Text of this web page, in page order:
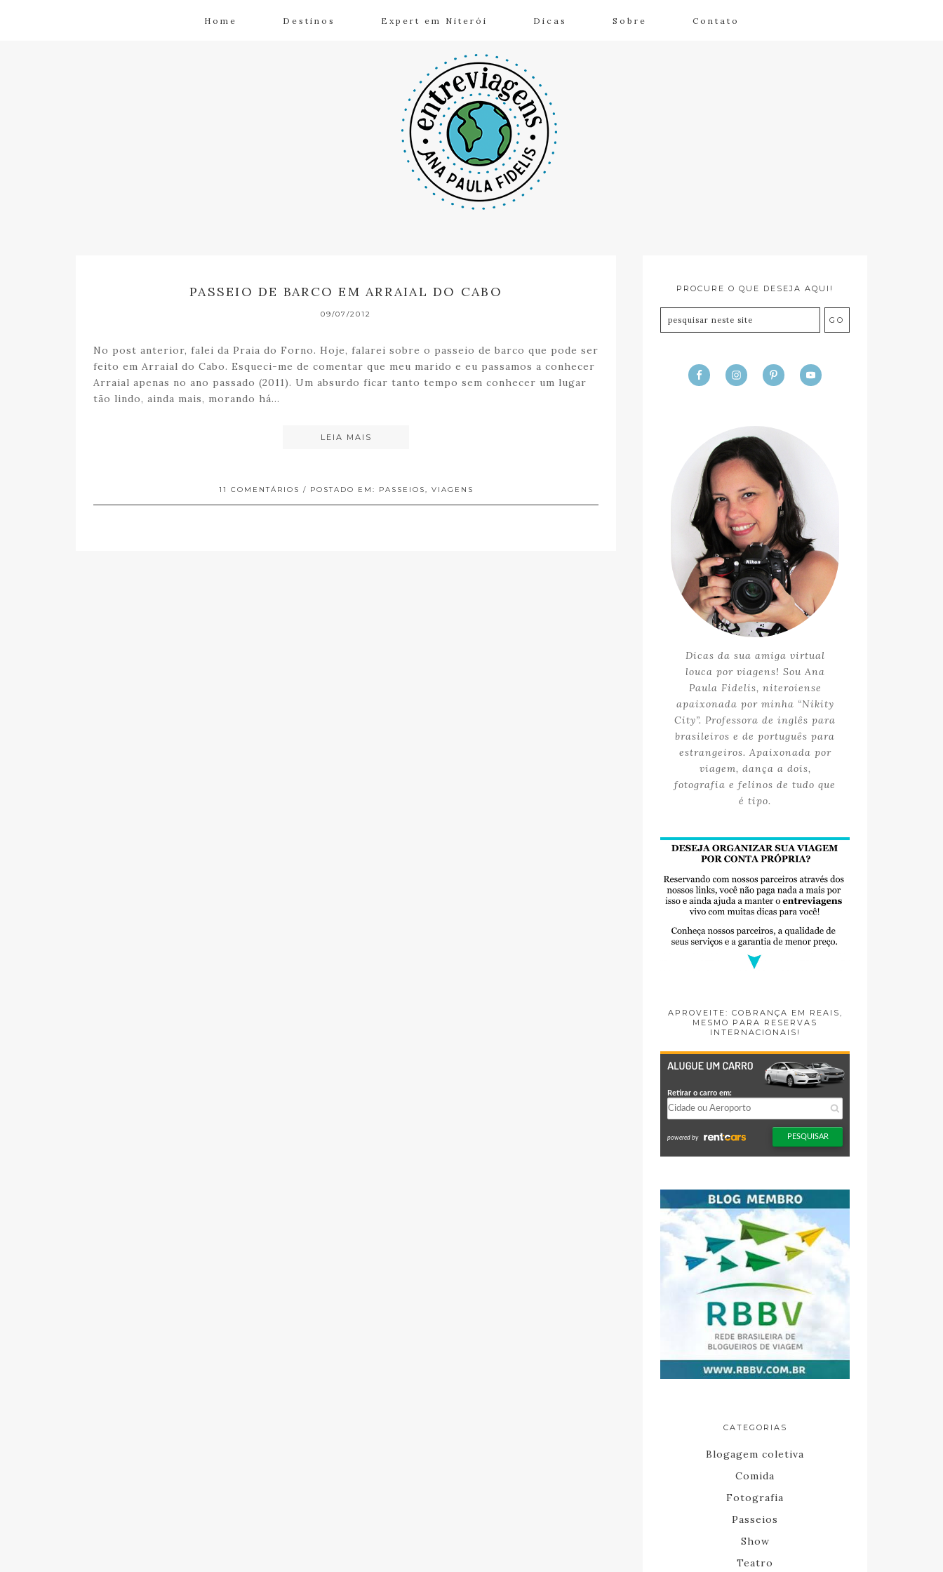
Home Destinos Expert em Niterói Dicas Sobre Contato
PASSEIO DE BARCO EM ARRAIAL DO CABO
09/07/2012
No post anterior, falei da Praia do Forno. Hoje, falarei sobre o passeio de barco que pode ser
feito em Arraial do Cabo. Esqueci-me de comentar que meu marido e eu passamos a conhecer
Arraial apenas no ano passado (2011). Um absurdo ficar tanto tempo sem conhecer um lugar
tão lindo, ainda mais, morando há…
LEIA MAIS
11 COMENTÁRIOS / POSTADO EM: PASSEIOS, VIAGENS
PROCURE O QUE DESEJA AQUI!
Dicas da sua amiga virtual
louca por viagens! Sou Ana
Paula Fidelis, niteroiense
apaixonada por minha “Nikity
City”. Professora de inglês para
brasileiros e de português para
estrangeiros. Apaixonada por
viagem, dança a dois,
fotografia e felinos de tudo que
é tipo.
APROVEITE: COBRANÇA EM REAIS,
MESMO PARA RESERVAS
INTERNACIONAIS!
CATEGORIAS
Blogagem coletiva
Comida
Fotografia
Passeios
Show
Teatro